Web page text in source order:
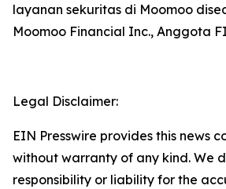
layanan sekuritas di Moomoo
Moomoo Financial Inc., Anggota
Legal Disclaimer:
EIN Presswire provides this news
without warranty of any kind. We
responsibility or liability for the